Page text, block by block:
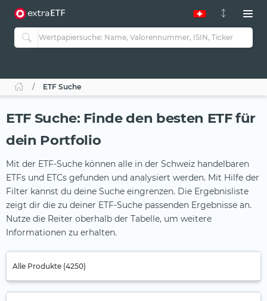
ETF Suche
ETF Suche: Finde den besten ETF für
dein Portfolio
Mit der ETF-Suche können alle in der Schweiz handelbaren
ETFs und ETCs gefunden und analysiert werden. Mit Hilfe der
Filter kannst du deine Suche eingrenzen. Die Ergebnisliste
zeigt dir die zu deiner ETF-Suche passenden Ergebnisse an.
Nutze die Reiter oberhalb der Tabelle, um weitere
Informationen zu erhalten.
Alle Produkte (4250)